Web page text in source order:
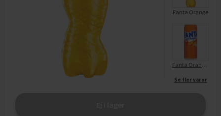
Fanta Orange
Fanta Orange Zero Sugar
Se fler varor